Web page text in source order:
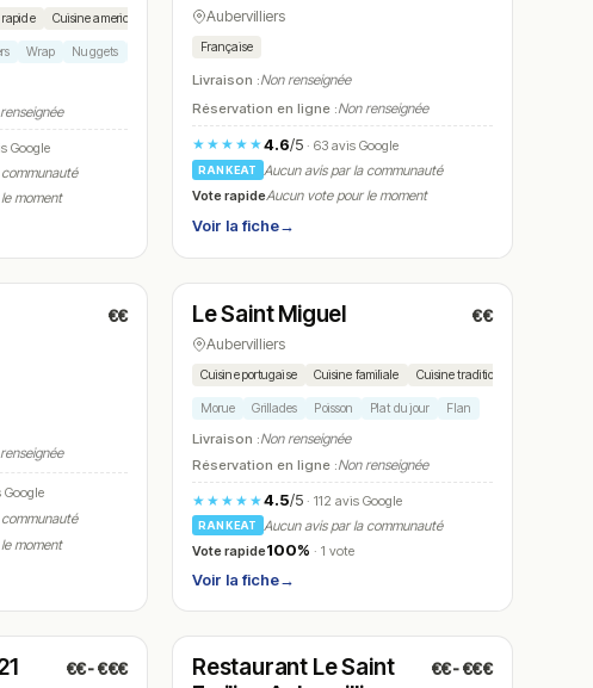
rapide Cuisine americaine
Wrap Nuggets
Google
moment
Aubervilliers
Française
Livraison :Non renseignée
Réservation en ligne :Non renseignée
★★★★★4.6/5 · 63 avis Google
RANKEAT
Aucun avis par la communauté
Vote rapideAucun vote pour le moment
Voir la fiche→
€€
moment
N° 11
Ouvert(06:30 – 19:00)
Le Saint Miguel €€
Aubervilliers
Cuisine portugaise Cuisine familiale Cuisine traditionnelle
Morue Grillades Poisson Plat du jour Flan
Livraison :Non renseignée
Réservation en ligne :Non renseignée
★★★★★4.5/5 · 112 avis Google
RANKEAT
Aucun avis par la communauté
Vote rapide100% · 1 vote
Voir la fiche→
€€-€€€ N° 14
Ouvert(11:30 – 14:30, 18:30 – 22:30)
Restaurant Le Saint
€€-€€€